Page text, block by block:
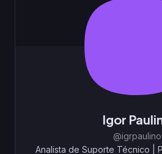
Igor
@igrpaulino
Analista de Suporte Técnico